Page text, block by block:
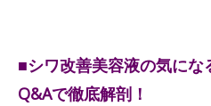
■シワ改善美容液の気にな
Q&Aで徹底解剖！